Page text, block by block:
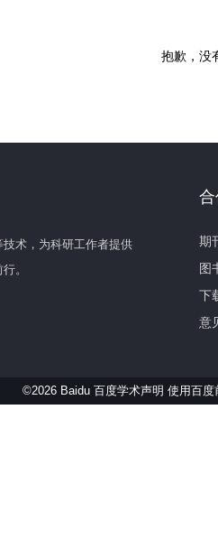
抱歉，没
术，为科研工作者提供
。
期
图
下
意
©2026 Baidu 百度学术声明 使用百度